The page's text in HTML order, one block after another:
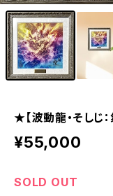
★【波動龍・そしじ
¥55,000
SOLD OUT